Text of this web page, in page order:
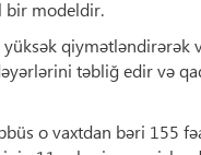
bir modeldir.
təbliğ edir və
o vaxtdan bəri 155